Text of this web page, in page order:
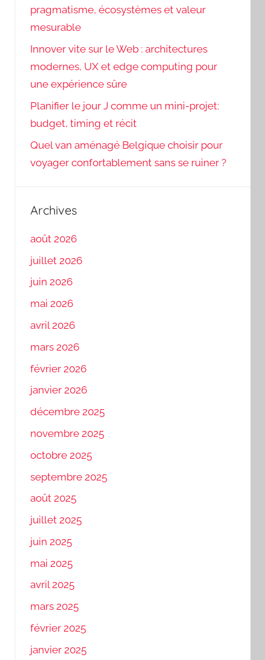
pragmatisme, écosystèmes et valeur
mesurable
Innover vite sur le Web : architectures
modernes, UX et edge computing pour
une expérience sûre
Planifier le jour J comme un mini-projet:
budget, timing et récit
Quel van aménagé Belgique choisir pour
voyager confortablement sans se ruiner ?
Archives
août 2026
juillet 2026
juin 2026
mai 2026
avril 2026
mars 2026
février 2026
janvier 2026
décembre 2025
novembre 2025
octobre 2025
septembre 2025
août 2025
juillet 2025
juin 2025
mai 2025
avril 2025
mars 2025
février 2025
janvier 2025